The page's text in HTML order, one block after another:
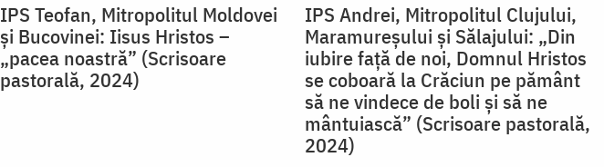
IPS Teofan, Mitropolitul Moldovei
și Bucovinei: Iisus Hristos –
„pacea noastră” (Scrisoare
pastorală, 2024)
IPS Andrei, Mitropolitul Clujului,
Maramureșului și Sălajului: „Din
iubire faţă de noi, Domnul Hristos
se coboară la Crăciun pe pământ
să ne vindece de boli şi să ne
mântuiască” (Scrisoare pastorală,
2024)